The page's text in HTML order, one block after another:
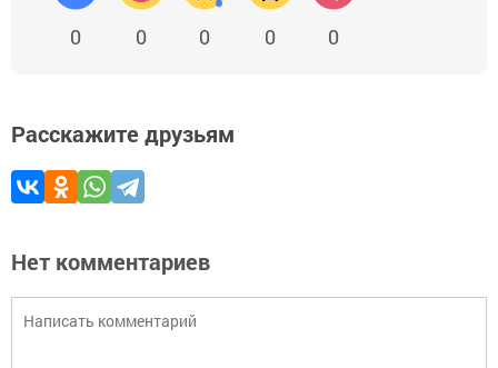
0 0 0 0 0
Расскажите друзьям
Нет комментариев